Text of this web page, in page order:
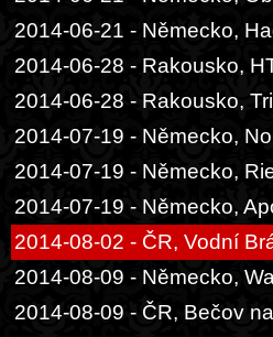
2014-06-21 - Německo,
2014-06-28 - Rakousko,
2014-06-28 - Rakousko,
2014-07-19 - Německo,
2014-07-19 - Německo,
2014-07-19 - Německo,
2014-08-02 - ČR, Vodní
2014-08-09 - Německo,
2014-08-09 - ČR, Bečov